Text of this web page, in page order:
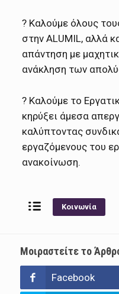
? Καλούμε όλους
στην ALUMIL, αλλά
απάντηση με
ανάκληση των
? Καλούμε το
κηρύξει άμεσα
καλύπτοντας
εργαζόμενους του
ανακοίνωση.
Κοινωνία
Μοιραστείτε το
Facebook